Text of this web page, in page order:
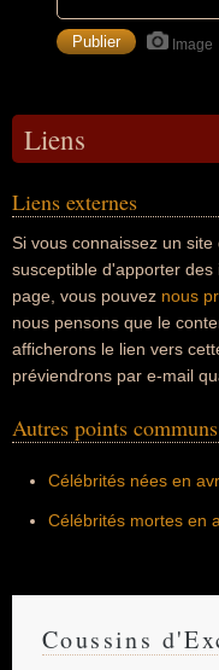
Image
Liens
Liens externes
Si vous connaissez un
susceptible d'apporter
page, vous pouvez nous
nous pensons que le
afficherons le lien vers
préviendrons par e-mail
Autres points
Célébrités nées en
Célébrités mortes en
Coussins